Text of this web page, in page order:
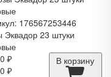
176567253446
Эквадор 23 штуки
₽
₽
В корзину